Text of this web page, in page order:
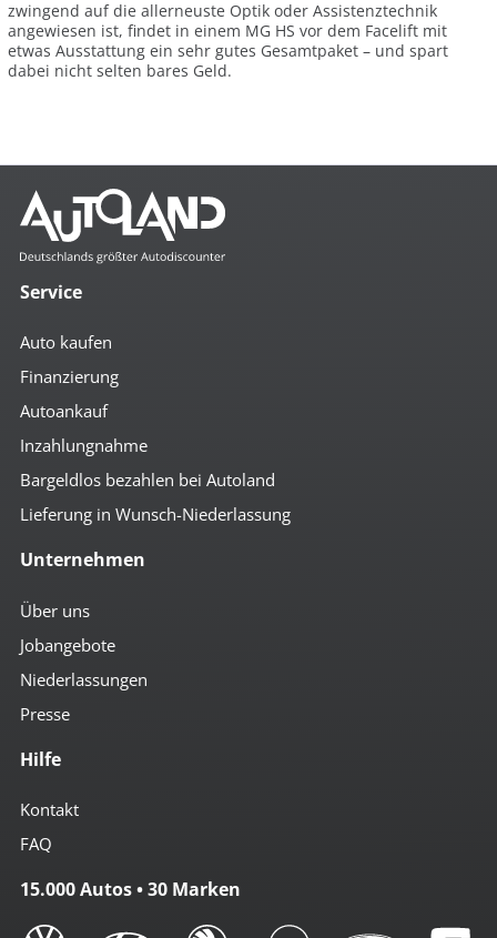
zwingend auf die allerneuste Optik oder Assistenztechnik
angewiesen ist, findet in einem MG HS vor dem Facelift mit
etwas Ausstattung ein sehr gutes Gesamtpaket – und spart
dabei nicht selten bares Geld.
Service
Auto kaufen
Finanzierung
Autoankauf
Inzahlungnahme
Bargeldlos bezahlen bei Autoland
Lieferung in Wunsch-Niederlassung
Unternehmen
Über uns
Jobangebote
Niederlassungen
Presse
Hilfe
Kontakt
FAQ
15.000 Autos • 30 Marken